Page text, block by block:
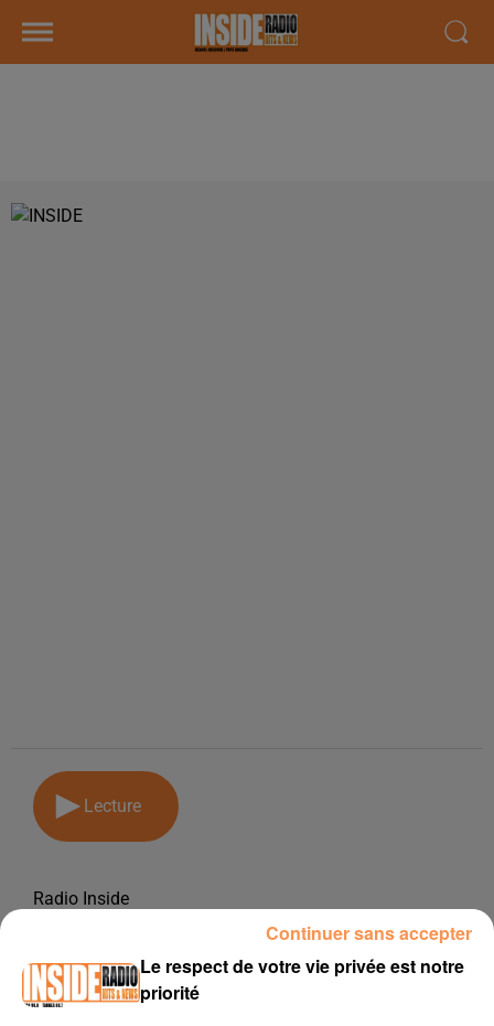
Lecture
Radio Inside
PODCAST DE PSL: EMISSION DU LUNDI 30 AVRIL 2018
Le respect de votre vie privée est notre
priorité
Continuer sans accepter